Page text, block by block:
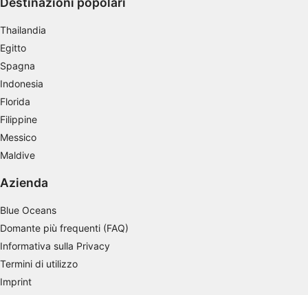
Thailandia
Egitto
Spagna
Indonesia
Florida
Filippine
Messico
Maldive
Azienda
Blue Oceans
Domante più frequenti (FAQ)
Informativa sulla Privacy
Termini di utilizzo
Imprint
personalizzata
Utilizzare profili per la selezione di pubblicità
Creare profili per la personalizzazione dei
contenuti
personalizzati
Misurare le prestazioni degli annunci
Misurare le prestazioni dei contenuti
Comprendere il pubblico attraverso
provenienti da fonti diverse
Sviluppare e migliorare i servizi
Utilizzare dati limitati per la selezione dei